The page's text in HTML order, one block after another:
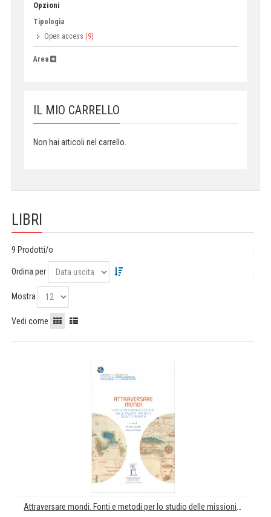
Opzioni
Tipologia
Open access (9)
Area
IL MIO CARRELLO
Non hai articoli nel carrello.
LIBRI
9 Prodotti/o
Ordina per
Mostra
Vedi come